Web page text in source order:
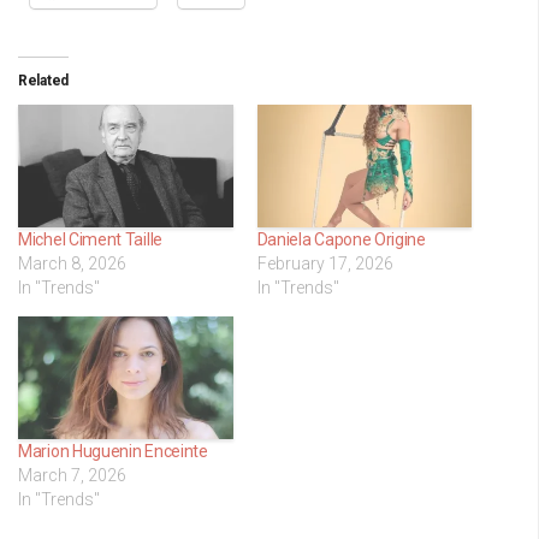
Related
Michel Ciment Taille
March 8, 2026
In "Trends"
Daniela Capone Origine
February 17, 2026
In "Trends"
Marion Huguenin Enceinte
March 7, 2026
In "Trends"